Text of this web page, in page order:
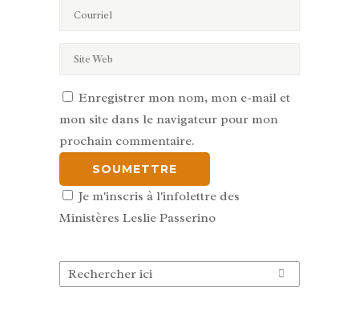
Enregistrer mon nom, mon e-mail et
mon site dans le navigateur pour mon
prochain commentaire.
Je m'inscris à l'infolettre des
Ministères Leslie Passerino